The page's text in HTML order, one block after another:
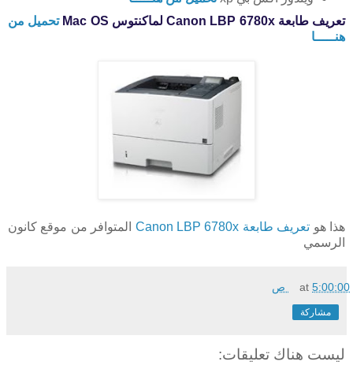
تعريف طابعة Canon LBP 6780x لماكنتوس Mac OS
تحميل من
هنـــــا
هذا هو تعريف طابعة Canon LBP 6780x
المتوافر من موقع كانون
الرسمي
at5:00:00 ص
مشاركة
ليست هناك تعليقات: